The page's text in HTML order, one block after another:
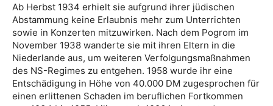
Ab Herbst 1934 erhielt sie aufgrund ihrer jüdischen
Abstammung keine Erlaubnis mehr zum Unterrichten
sowie in Konzerten mitzuwirken. Nach dem Pogrom im
November 1938 wanderte sie mit ihren Eltern in die
Niederlande aus, um weiteren Verfolgungsmaßnahmen
des NS-Regimes zu entgehen. 1958 wurde ihr eine
Entschädigung in Höhe von 40.000 DM zugesprochen für
einen erlittenen Schaden im beruflichen Fortkommen